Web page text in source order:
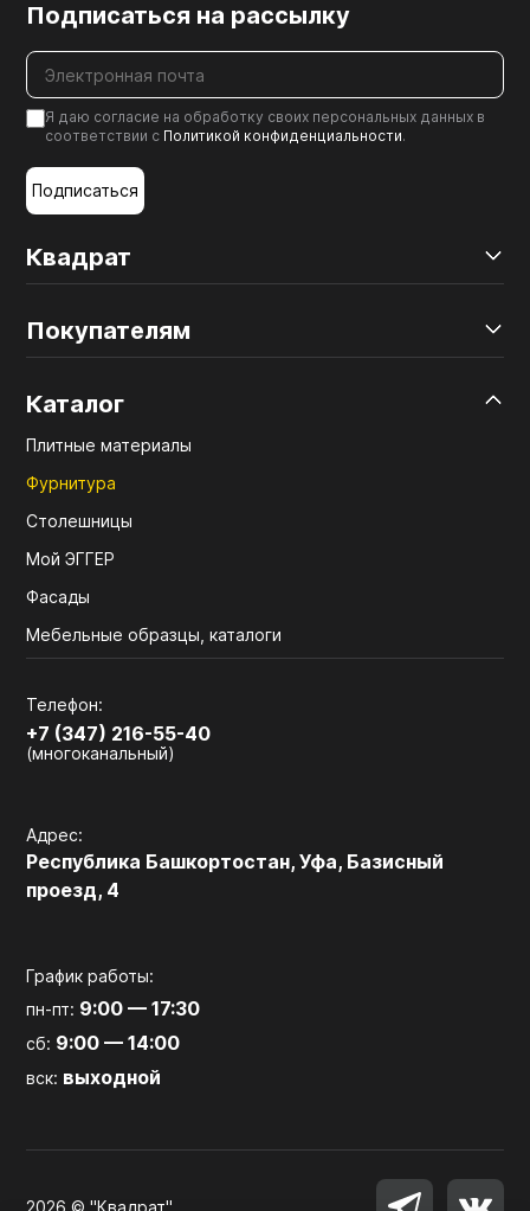
Квадрат
Покупателям
Каталог
Плитные материалы
Фурнитура
Столешницы
Мой ЭГГЕР
Фасады
Мебельные образцы, каталоги
Телефон:
+7 (347) 216-55-40
(многоканальный)
Адрес:
Республика Башкортостан, Уфа, Базисный
проезд, 4
График работы:
пн-пт: 9:00 — 17:30
сб: 9:00 — 14:00
вск: выходной
Подписаться на рассылку
Я даю согласие на обработку своих персональных данных в
соответствии с Политикой конфиденциальности.
Подписаться